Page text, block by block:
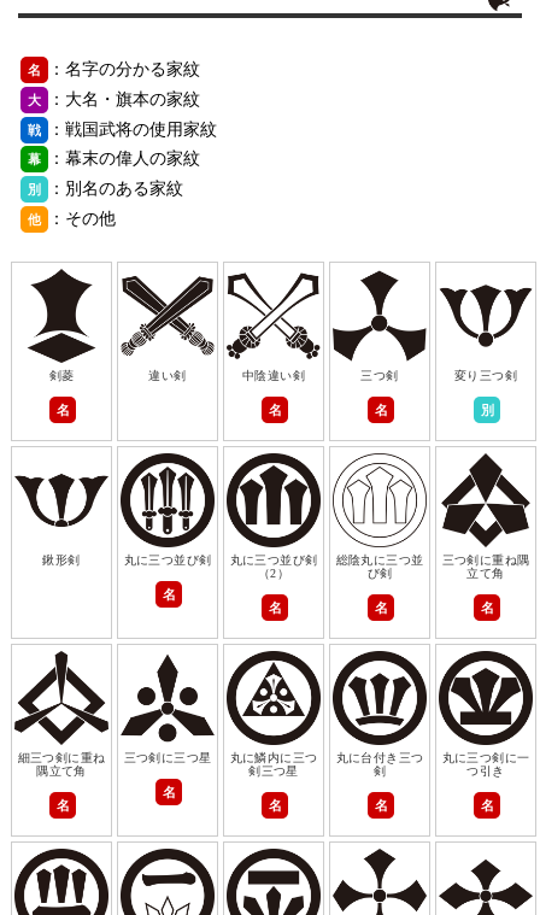
名 ：名字の分かる家紋
大 ：大名・旗本の家紋
戦 ：戦国武将の使用家紋
幕 ：幕末の偉人の家紋
別 ：別名のある家紋
他 ：その他
剣菱
名
違い剣 中陰違い剣
名
三つ剣
名
変り三つ剣
別
鍬形剣 丸に三つ並び剣
名
丸に三つ並び剣
（2）
名
総陰丸に三つ並
び剣
名
三つ剣に重ね隅
立て角
名
細三つ剣に重ね
隅立て角
名
三つ剣に三つ星
名
丸に鱗内に三つ
剣三つ星
名
丸に台付き三つ
剣
名
丸に三つ剣に一
つ引き
名